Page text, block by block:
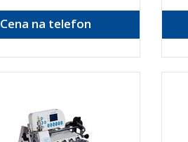
Cena na telefon